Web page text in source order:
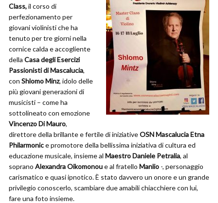
Class,il corso di
perfezionamento per
giovani violinisti che ha
tenuto per tre giorni nella
cornice calda e accogliente
della Casa degli Esercizi
Passionisti di Mascalucia,
con Shlomo Minz, idolo delle
più giovani generazioni di
musicisti – come ha
sottolineato con emozione
Vincenzo Di Mauro,
direttore della brillante e fertile di iniziativeOSN Mascalucia Etna
Philarmonice promotore della bellissima iniziativa di cultura ed
educazione musicale, insieme al Maestro Daniele Petralia, al
soprano Alexandra Oikomonoue al fratello Manlio -, personaggio
carismatico e quasi ipnotico. È stato davvero un onore e un grande
privilegio conoscerlo, scambiare due amabili chiacchiere con lui,
fare una foto insieme.